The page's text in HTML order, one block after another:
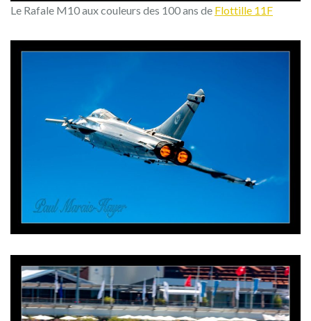
Le Rafale M10 aux couleurs des 100 ans de Flottille 11F